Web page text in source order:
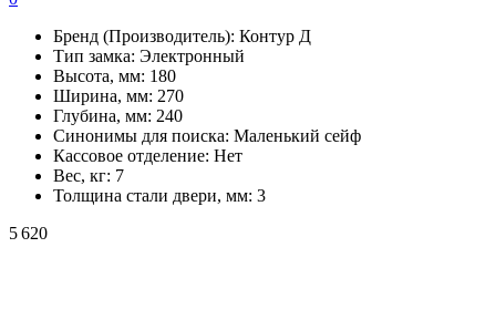
Бренд (Производитель): Контур Д
Тип замка: Электронный
Высота, мм: 180
Ширина, мм: 270
Глубина, мм: 240
Синонимы для поиска: Маленький сейф
Кассовое отделение: Нет
Вес, кг: 7
Толщина стали двери, мм: 3
5 620